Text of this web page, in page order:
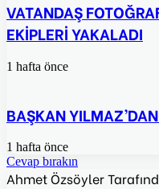
VATANDAŞ
EKİPLERİ YAKALADI
1 hafta önce
BAŞKAN
1 hafta önce
Cevap bırakın
Ahmet Özsöyler